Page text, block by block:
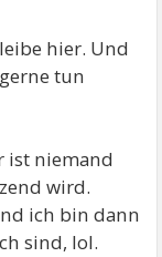
hier. Und
tun
ist niemand
wird.
ich bin dann
sind, lol.